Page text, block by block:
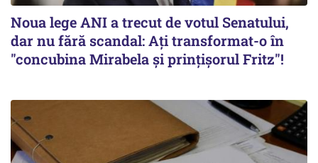
Noua lege ANI a trecut de votul Senatului,
dar nu fără scandal: Ați transformat-o în
"concubina Mirabela şi prinţişorul Fritz"!